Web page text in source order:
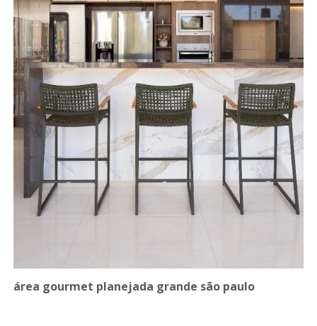
área gourmet planejada grande são paulo